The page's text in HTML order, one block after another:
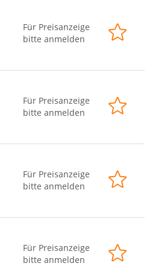
Für Preisanzeige
bitte anmelden
Für Preisanzeige
bitte anmelden
Für Preisanzeige
bitte anmelden
Für Preisanzeige
bitte anmelden